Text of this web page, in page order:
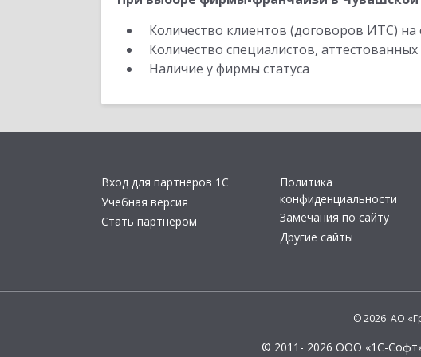
Количество клиентов (договоров ИТС)
Количество специалистов,
Наличие у фирмы статуса
Вход для партнеров 1С
Учебная версия
Стать партнером
Политика
конфиденциальности
Замечания по сайту
Другие сайты
© 2026 АО
© 2011- 2026 ООО «1С-